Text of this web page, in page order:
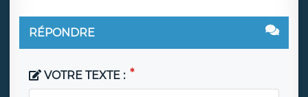
RÉPONDRE
VOTRE TEXTE :